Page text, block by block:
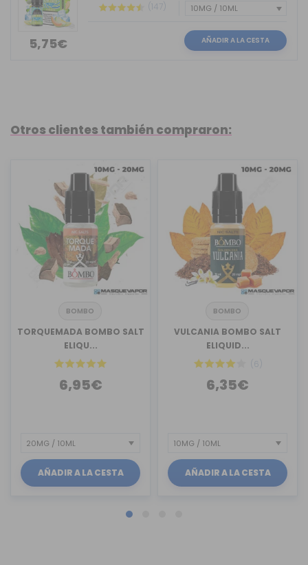
5,75€
(147)
AÑADIR A LA CESTA
Otros clientes también compraron:
BOMBO
TORQUEMADA BOMBO SALT
ELIQU...
6,95€
AÑADIR A LA CESTA
BOMBO
VULCANIA BOMBO SALT
ELIQUID...
(6)
6,35€
AÑADIR A LA CESTA